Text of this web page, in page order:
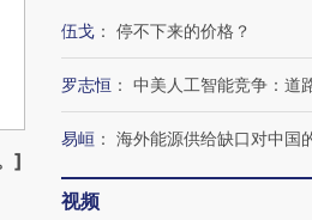
]
伍戈 ： 停不下来的价格？
罗志恒 ： 中美人工智能竞争：道
易峘 ： 海外能源供给缺口对中国
视频